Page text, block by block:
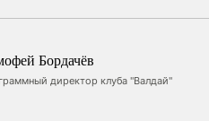
Бордачёв
директор клуба "Валдай"